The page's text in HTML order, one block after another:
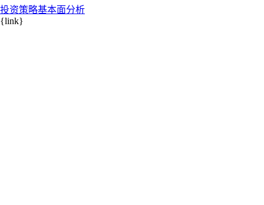
投资策略基本面分析
{link}